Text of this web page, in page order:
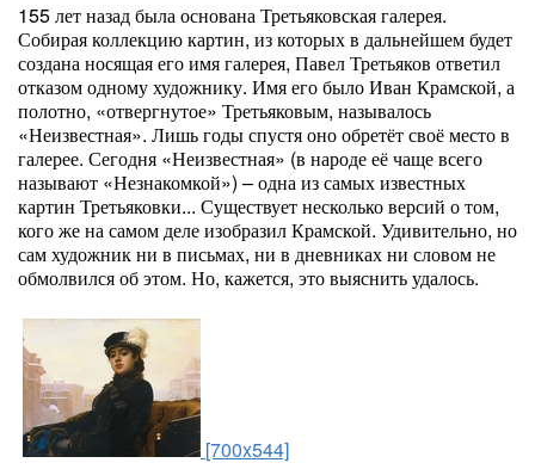
155 лет назад была основана Третьяковская галерея.
Собирая коллекцию картин, из которых в дальнейшем будет
создана носящая его имя галерея, Павел Третьяков ответил
отказом одному художнику. Имя его было Иван Крамской, а
полотно, «отвергнутое» Третьяковым, называлось
«Неизвестная». Лишь годы спустя оно обретёт своё место в
галерее. Сегодня «Неизвестная» (в народе её чаще всего
называют «Незнакомкой») – одна из самых известных
картин Третьяковки... Существует несколько версий о том,
кого же на самом деле изобразил Крамской. Удивительно, но
сам художник ни в письмах, ни в дневниках ни словом не
обмолвился об этом. Но, кажется, это выяснить удалось.
[700x544]